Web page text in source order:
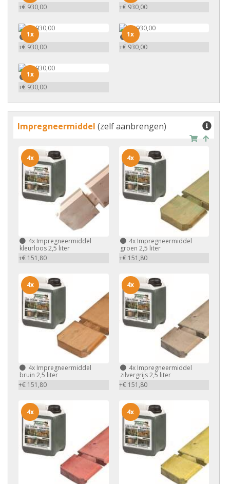
+€ 930,00
+€ 930,00
1x
+€ 930,00
1x
1x
+€ 930,00
1x
1x
+€ 930,00
1x
Impregneermiddel (zelf aanbrengen)
4x Impregneermiddel
kleurloos 2,5 liter
+€ 151,80
4x
4xImpregneermiddel
groen 2,5 liter
+€ 151,80
4x
4x Impregneermiddel
bruin 2,5 liter
+€ 151,80
4x
4xImpregneermiddel
zilvergrijs 2,5 liter
+€ 151,80
4x
4x 4x